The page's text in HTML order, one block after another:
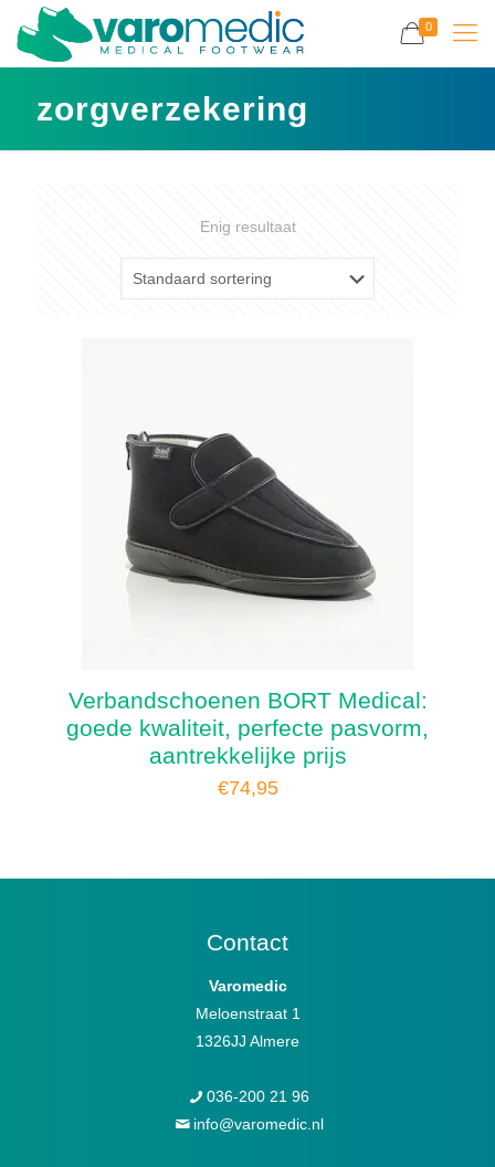
0
zorgverzekering
Enig resultaat
Verbandschoenen BORT Medical:
goede kwaliteit, perfecte pasvorm,
aantrekkelijke prijs
€74,95
Contact
Varomedic
Meloenstraat 1
1326JJ Almere
036-200 21 96
info@varomedic.nl